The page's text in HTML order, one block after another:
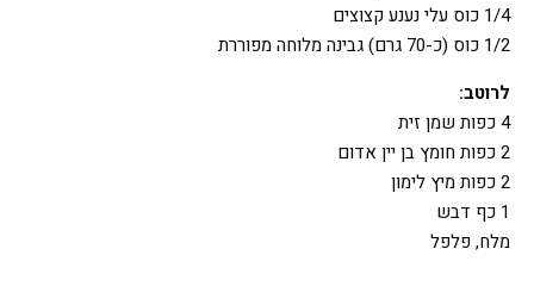
1/4 כוס עלי נענע קצוצים
1/2 כוס (כ-70 גרם) גבינה מלוחה מפוררת
לרוטב:
4 כפות שמן זית
2 כפות חומץ בן יין אדום
2 כפות מיץ לימון
1 כף דבש
מלח, פלפל